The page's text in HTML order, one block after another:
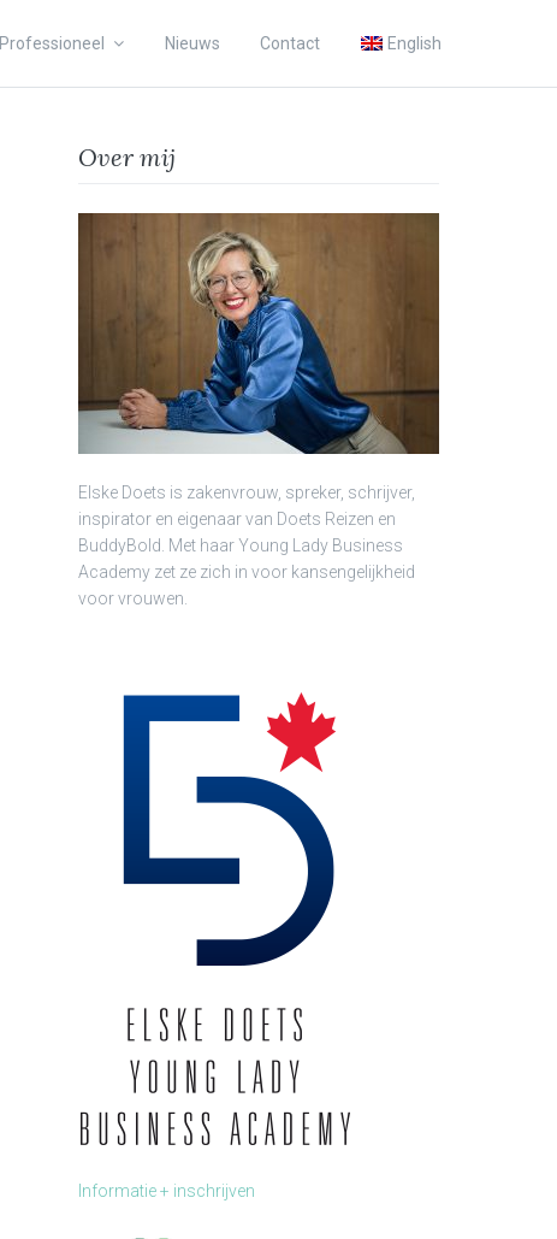
Professioneel Nieuws Contact English
Over mij
Elske Doets is zakenvrouw, spreker, schrijver,
inspirator en eigenaar van Doets Reizen en
BuddyBold. Met haar Young Lady Business
Academy zet ze zich in voor kansengelijkheid
voor vrouwen.
Informatie + inschrijven